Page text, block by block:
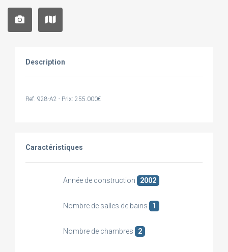
Description
Ref. 928-A2 - Prix: 255.000€
Caractéristiques
Année de construction 2002
Nombre de salles de bains 1
Nombre de chambres 2